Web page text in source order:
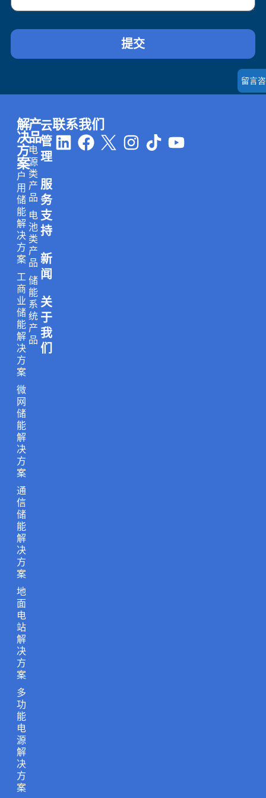
提交
解
决
方
案
户
用
储
能
解
决
方
案
工
商
业
储
能
解
决
方
案
微
网
储
能
解
决
方
案
通
信
储
能
解
决
方
案
地
面
电
站
解
决
方
案
多
功
能
电
源
解
决
方
案
产
品
电
源
类
产
品
电
池
类
产
品
储
能
系
统
产
品
云
管
理
服
务
支
持
新
闻
关
于
我
们
联系我们
L
i
F
a
I
n
T
i
Y
留言